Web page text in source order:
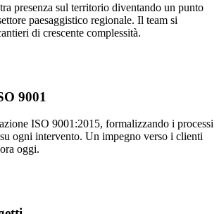
presenza sul territorio diventando un punto
paesaggistico regionale. Il team si
di crescente complessità.
9001
ISO 9001:2015, formalizzando i processi
ogni intervento. Un impegno verso i clienti
oggi.